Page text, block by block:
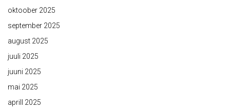
oktoober 2025
september 2025
august 2025
juuli 2025
juuni 2025
mai 2025
aprill 2025